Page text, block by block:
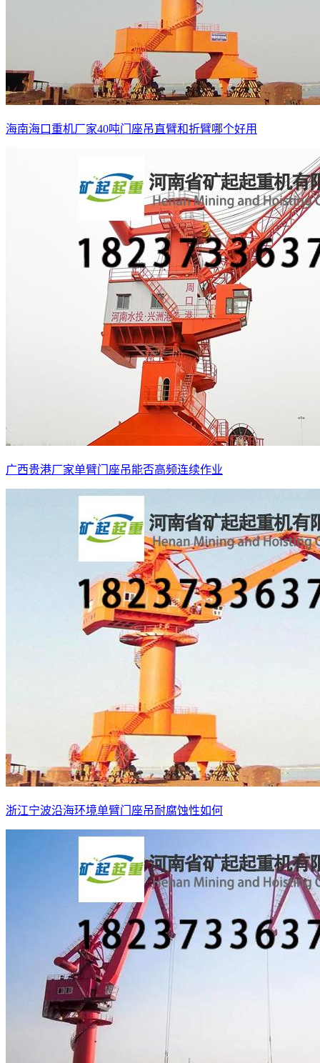
海南海口重机厂家40吨门座吊直臂和折臂哪个好用
广西贵港厂家单臂门座吊能否高频连续作业
浙江宁波沿海环境单臂门座吊耐腐蚀性如何